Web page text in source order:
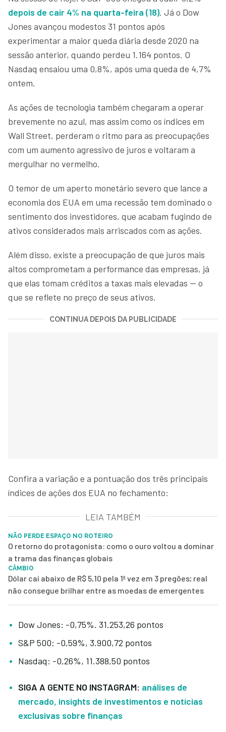
depois de cair 4% na quarta-feira (18). Já o Dow
Jones avançou modestos 31 pontos após
experimentar a maior queda diária desde 2020 na
sessão anterior, quando perdeu 1.164 pontos. O
Nasdaq ensaiou uma 0,8%, após uma queda de 4,7%
ontem.
As ações de tecnologia também chegaram a operar
brevemente no azul, mas assim como os índices em
Wall Street, perderam o ritmo para as preocupações
com um aumento agressivo de juros e voltaram a
mergulhar no vermelho.
O temor de um aperto monetário severo que lance a
economia dos EUA em uma recessão tem dominado o
sentimento dos investidores, que acabam fugindo de
ativos considerados mais arriscados com as ações.
Além disso, existe a preocupação de que juros mais
altos comprometam a performance das empresas, já
que elas tomam créditos a taxas mais elevadas — o
que se reflete no preço de seus ativos.
CONTINUA DEPOIS DA PUBLICIDADE
Confira a variação e a pontuação dos três principais
índices de ações dos EUA no fechamento:
LEIA TAMBÉM
NÃO PERDE ESPAÇO NO ROTEIRO
O retorno do protagonista: como o ouro voltou a dominar
a trama das finanças globais
CÂMBIO
Dólar cai abaixo de R$ 5,10 pela 1ª vez em 3 pregões; real
não consegue brilhar entre as moedas de emergentes
Dow Jones: -0,75%. 31.253,26 pontos
S&P 500: -0,59%, 3.900,72 pontos
Nasdaq: -0,26%, 11.388,50 pontos
SIGA A GENTE NO INSTAGRAM: análises de
mercado, insights de investimentos e notícias
exclusivas sobre finanças